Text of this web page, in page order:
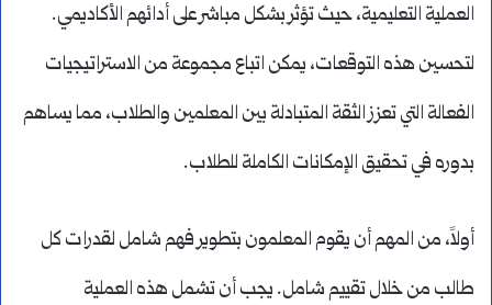
العملية التعليمية، حيث تؤثر بشكل مباشر على أدائهم الأكاديمي.
لتحسين هذه التوقعات، يمكن اتباع مجموعة من الاستراتيجيات
الفعالة التي تعزز الثقة المتبادلة بين المعلمين والطلاب، مما يساهم
بدوره في تحقيق الإمكانات الكاملة للطلاب.
أولاً، من المهم أن يقوم المعلمون بتطوير فهم شامل لقدرات كل
طالب من خلال تقييم شامل. يجب أن تشمل هذه العملية